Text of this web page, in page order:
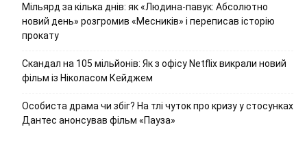
Мільярд за кілька днів: як «Людина-павук: Абсолютно
новий день» розгромив «Месників» і переписав історію
прокату
Скандал на 105 мільйонів: Як з офісу Netflix викрали новий
фільм із Ніколасом Кейджем
Особиста драма чи збіг? На тлі чуток про кризу у стосунках
Дантес анонсував фільм «Пауза»